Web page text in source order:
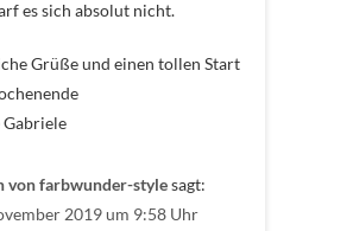
es sich absolut nicht.
Grüße und einen tollen Start
Gabriele
von farbwunder-stylesagt:
2019 um 9:58 Uhr